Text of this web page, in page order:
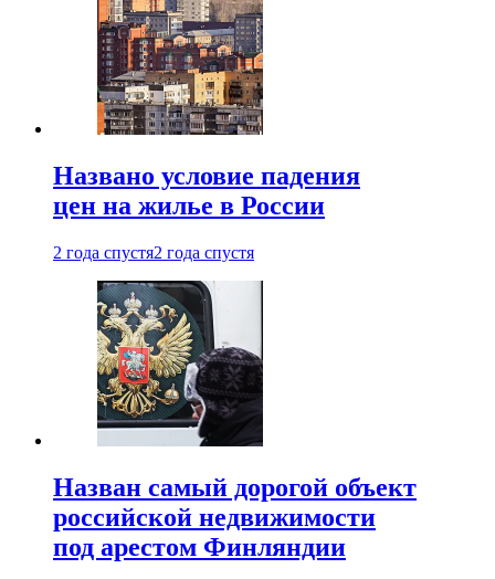
Названо условие падения
цен на жилье в России
2 года спустя2 года спустя
Назван самый дорогой объект
российской недвижимости
под арестом Финляндии